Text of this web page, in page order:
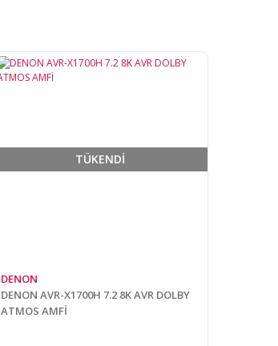
TÜKENDİ
DENON
DENON AVR-X1700H 7.2 8K AVR DOLBY
ATMOS AMFİ